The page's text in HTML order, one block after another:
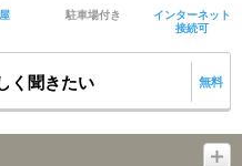
駐車場付き
インターネット
接続可
く聞きたい 無料